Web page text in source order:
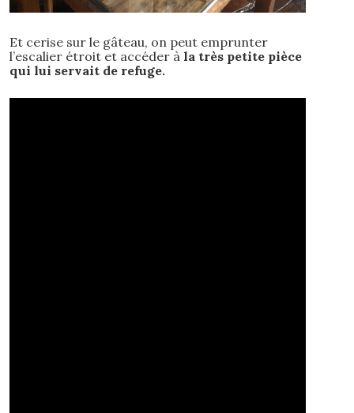
Et cerise sur le gâteau, on peut emprunter
l’escalier étroit et accéder àla très petite pièce
qui lui servait de refuge.